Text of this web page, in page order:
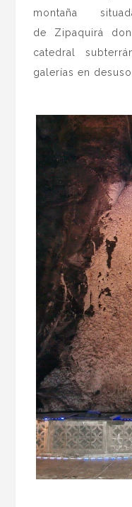
montaña
de Zipaquirá
catedral
galerías en